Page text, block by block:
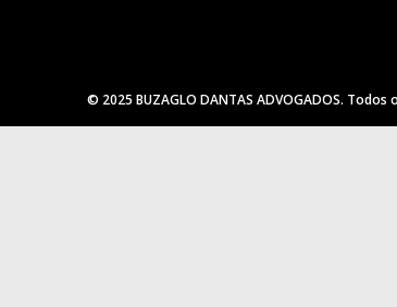
© 2025 BUZAGLO DANTAS ADVOGADOS.